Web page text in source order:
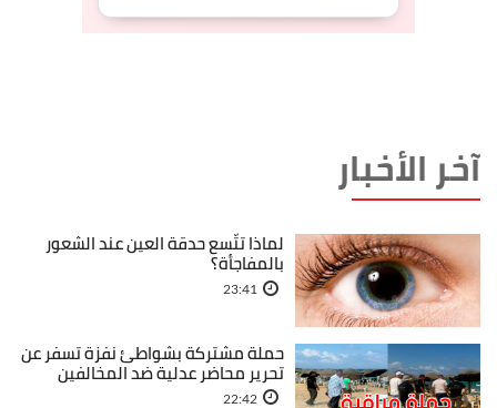
آخر الأخبار
لماذا تتّسع حدقة العين عند الشعور
بالمفاجأة؟
23:41
حملة مشتركة بشواطئ نفزة تسفر عن
تحرير محاضر عدلية ضد المخالفين
22:42